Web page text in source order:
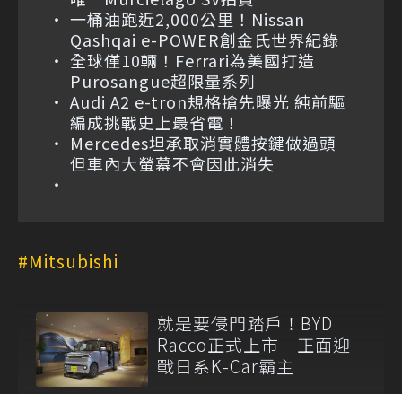
一桶油跑近2,000公里！Nissan
Qashqai e-POWER創金氏世界紀錄
全球僅10輛！Ferrari為美國打造
Purosangue超限量系列
Audi A2 e-tron規格搶先曝光 純前驅
編成挑戰史上最省電！
Mercedes坦承取消實體按鍵做過頭
但車內大螢幕不會因此消失
Mitsubishi
就是要侵門踏戶！BYD
Racco正式上市 正面迎
戰日系K-Car霸主